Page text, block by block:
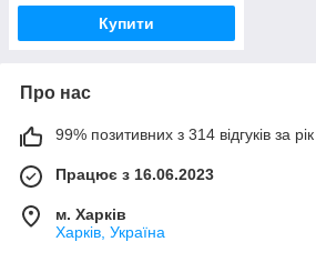
Купити
Про нас
99% позитивних з 314 відгуків за рік
Працює з 16.06.2023
м. Харків
Харків, Україна